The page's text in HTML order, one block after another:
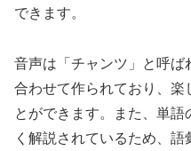
できます。
音声は「チャンツ」と呼ば
合わせて作られており、楽
とができます。また、単
く解説されているため、